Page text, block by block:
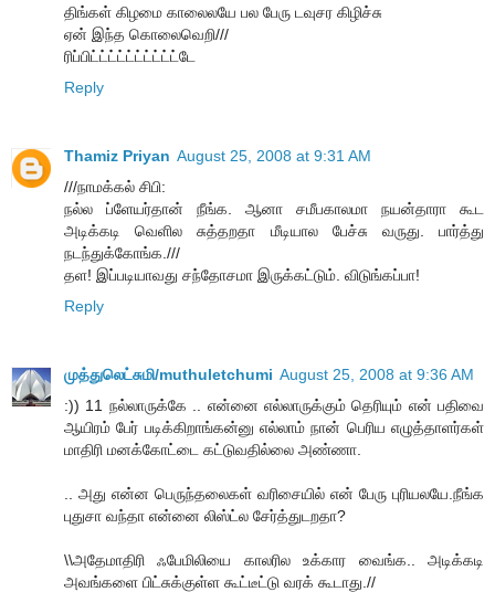
திங்கள் கிழமை காலைலயே பல பேரு டவுசர கிழிச்சு
ஏன் இந்த கொலைவெறி///
ரிப்பிட்ட்ட்ட்ட்ட்ட்ட்ட்ட்டே
Reply
Thamiz Priyan August 25, 2008 at 9:31 AM
///நாமக்கல் சிபி:
நல்ல ப்ளேயர்தான் நீங்க. ஆனா சமீபகாலமா நயன்தாரா கூட
அடிக்கடி வெளில சுத்தறதா மீடியால பேச்சு வருது. பார்த்து
நடந்துக்கோங்க.///
தள! இப்படியாவது சந்தோசமா இருக்கட்டும். விடுங்கப்பா!
Reply
முத்துலெட்சுமி/muthuletchumi August 25, 2008 at 9:36 AM
:)) 11 நல்லாருக்கே .. என்னை எல்லாருக்கும் தெரியும் என் பதிவை
ஆயிரம் பேர் படிக்கிறாங்கன்னு எல்லாம் நான் பெரிய எழுத்தாளர்கள்
மாதிரி மனக்கோட்டை கட்டுவதில்லை அண்ணா.
.. அது என்ன பெருந்தலைகள் வரிசையில் என் பேரு புரியலயே.நீங்க
புதுசா வந்தா என்னை லிஸ்ட்ல சேர்த்துடறதா?
\\அதேமாதிரி ஃபேமிலியை காலரில உக்கார வைங்க.. அடிக்கடி
அவங்களை பிட்சுக்குள்ள கூட்டீட்டு வரக் கூடாது.//